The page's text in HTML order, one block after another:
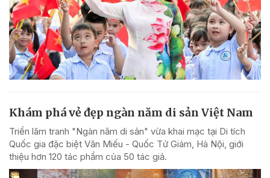
Khám phá vẻ đẹp ngàn năm di sản Việt Nam
Triển lãm tranh "Ngàn năm di sản" vừa khai mạc tại Di tích
Quốc gia đặc biệt Văn Miếu - Quốc Tử Giám, Hà Nội, giới
thiệu hơn 120 tác phẩm của 50 tác giả.